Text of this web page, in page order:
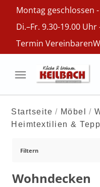
Montag geschlossen
Di.–Fr. 9.30-19.00
Termin Vereinbaren
Startseite Möbel
Heimtextilien &
Filtern
Wohndecken